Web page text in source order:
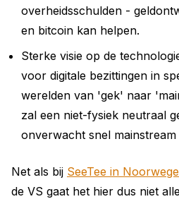
overheidsschulden -
en bitcoin kan helpen.
Sterke visie op de
voor digitale bezittingen in
werelden van 'gek' naar
zal een niet-fysiek neutraal
onverwacht snel
Net als bij SeeTee in
de VS gaat het hier dus niet